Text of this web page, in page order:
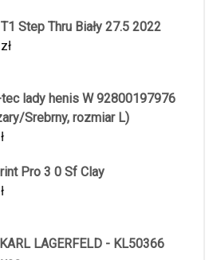
Step Thru Biały 27.5 2022
zł
lady henis W 92800197976
Srebrny, rozmiar L)
Pro 3 0 Sf Clay
LAGERFELD - KL50366